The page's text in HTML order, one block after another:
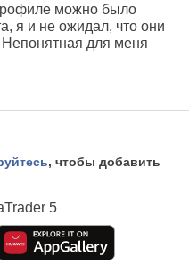
можно было
я и не ожидал, что они
Непонятная для меня
, чтобы добавить
5